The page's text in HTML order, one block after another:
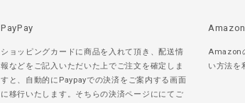
PayPay
ショッピングカードに商品を入れて頂き、配送情
報などをご記入いただいた上でご注文を確定しま
すと、自動的にPaypayでの決済をご案内する画面
に移行いたします。そちらの決済ページににてご
Amazon
い方法を